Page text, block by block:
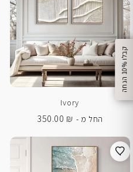
ק
ב
ל
ו
1
0
%
ה
נ
ח
ה
Ivory
החל מ -
350.00 ₪